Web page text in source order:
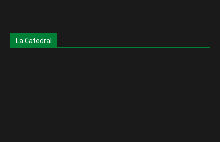
La Catedral